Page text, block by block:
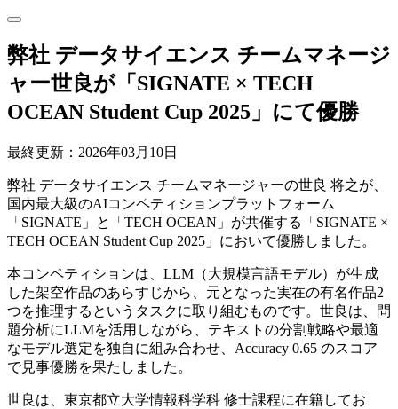
弊社 データサイエンス チームマネージ
ャー世良が「SIGNATE × TECH
OCEAN Student Cup 2025」にて優勝
最終更新：2026年03月10日
弊社 データサイエンス チームマネージャーの世良 将之が、
国内最大級のAIコンペティションプラットフォーム
「SIGNATE」と「TECH OCEAN」が共催する「SIGNATE ×
TECH OCEAN Student Cup 2025」において優勝しました。
本コンペティションは、LLM（大規模言語モデル）が生成
した架空作品のあらすじから、元となった実在の有名作品2
つを推理するというタスクに取り組むものです。世良は、問
題分析にLLMを活用しながら、テキストの分割戦略や最適
なモデル選定を独自に組み合わせ、Accuracy 0.65 のスコア
で見事優勝を果たしました。
世良は、東京都立大学情報科学科 修士課程に在籍してお